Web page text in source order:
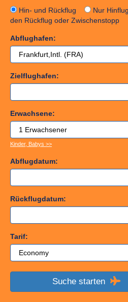
Hin- und Rückflug Nur
den Rückflug oder Zwischenstopp
Abflughafen:
Zielflughafen:
Erwachsene:
Kinder, Babys >>
Abflugdatum:
Rückflugdatum:
Tarif: